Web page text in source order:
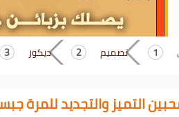
تصميم ديكور
التميز والتجديد للمرة